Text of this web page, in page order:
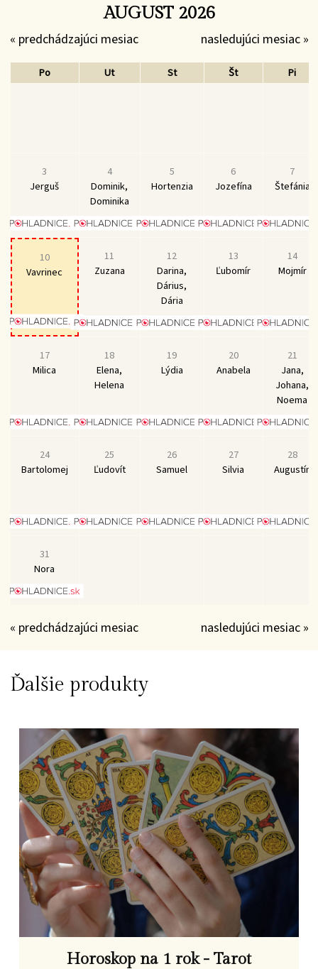
AUGUST 2026
« predchádzajúci mesiac nasledujúci mesiac »
Po Ut St Št Pi
3
Jerguš
4
Dominik,
Dominika
5
Hortenzia
6
Jozefína
7
Štefánia
10
Vavrinec
11
Zuzana
12
Darina,
Dárius,
Dária
13
Ľubomír
14
Mojmír
17
Milica
18
Elena,
Helena
19
Lýdia
20
Anabela
21
Jana,
Johana,
Noema
24
Bartolomej
25
Ľudovít
26
Samuel
27
Silvia
28
Augustín
31
Nora
« predchádzajúci mesiac nasledujúci mesiac »
Ďalšie produkty
Horoskop na 1 rok - Tarot